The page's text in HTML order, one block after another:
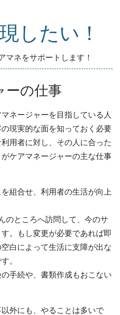
したい！
マネをサポートします！
ーの仕事
ネージャーを目指している人
現実的な面を知っておく必要
用者に対し、その人に合った
ケアマネージャーの主な仕事
組合せ、利用者の生活が向上
のところへ訪問して、今のサ
。もし変更が必要であれば即
白によって生活に支障が出な
。
手続や、書類作成もおこない
外にも、やることは多いで